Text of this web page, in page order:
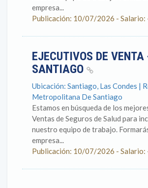
empresa...
Publicación: 10/07/2026 -
EJECUTIVOS DE VENTA
SANTIAGO
Ubicación: Santiago, Las Condes |
Metropolitana De Santiago
Estamos en búsqueda de los
Ventas de Seguros de Salud para
nuestro equipo de trabajo.
empresa...
Publicación: 10/07/2026 -